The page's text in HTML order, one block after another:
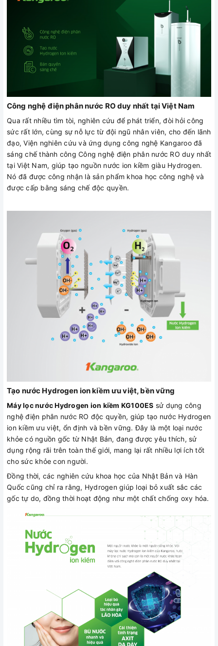
Công nghệ điện phân nước RO duy nhất tại Việt Nam
Qua rất nhiều tìm tòi, nghiên cứu để phát triển, đòi hỏi công
sức rất lớn, cùng sự nỗ lực từ đội ngũ nhân viên, cho đến lãnh
đạo, Viện nghiên cứu và ứng dụng công nghệ Kangaroo đã
sáng chế thành công Công nghệ điện phân nước RO duy nhất
tại Việt Nam, giúp tạo nguồn nước ion kiềm giàu Hydrogen.
Nó đã được công nhận là sản phẩm khoa học công nghệ và
được cấp bằng sáng chế độc quyền.
Tạo nước Hydrogen ion kiềm ưu việt, bền vững
Máy lọc nước Hydrogen ion kiềm KG100ES sử dụng công
nghệ điện phân nước RO độc quyền, giúp tạo nước Hydrogen
ion kiềm ưu việt, ổn định và bền vững. Đây là một loại nước
khỏe có nguồn gốc từ Nhật Bản, đang được yêu thích, sử
dụng rộng rãi trên toàn thế giới, mang lại rất nhiều lợi ích tốt
cho sức khỏe con người.
Đồng thời, các nghiên cứu khoa học của Nhật Bản và Hàn
Quốc cũng chỉ ra rằng, Hydrogen giúp loại bỏ xuất sắc các
gốc tự do, đồng thời hoạt động như một chất chống oxy hóa.